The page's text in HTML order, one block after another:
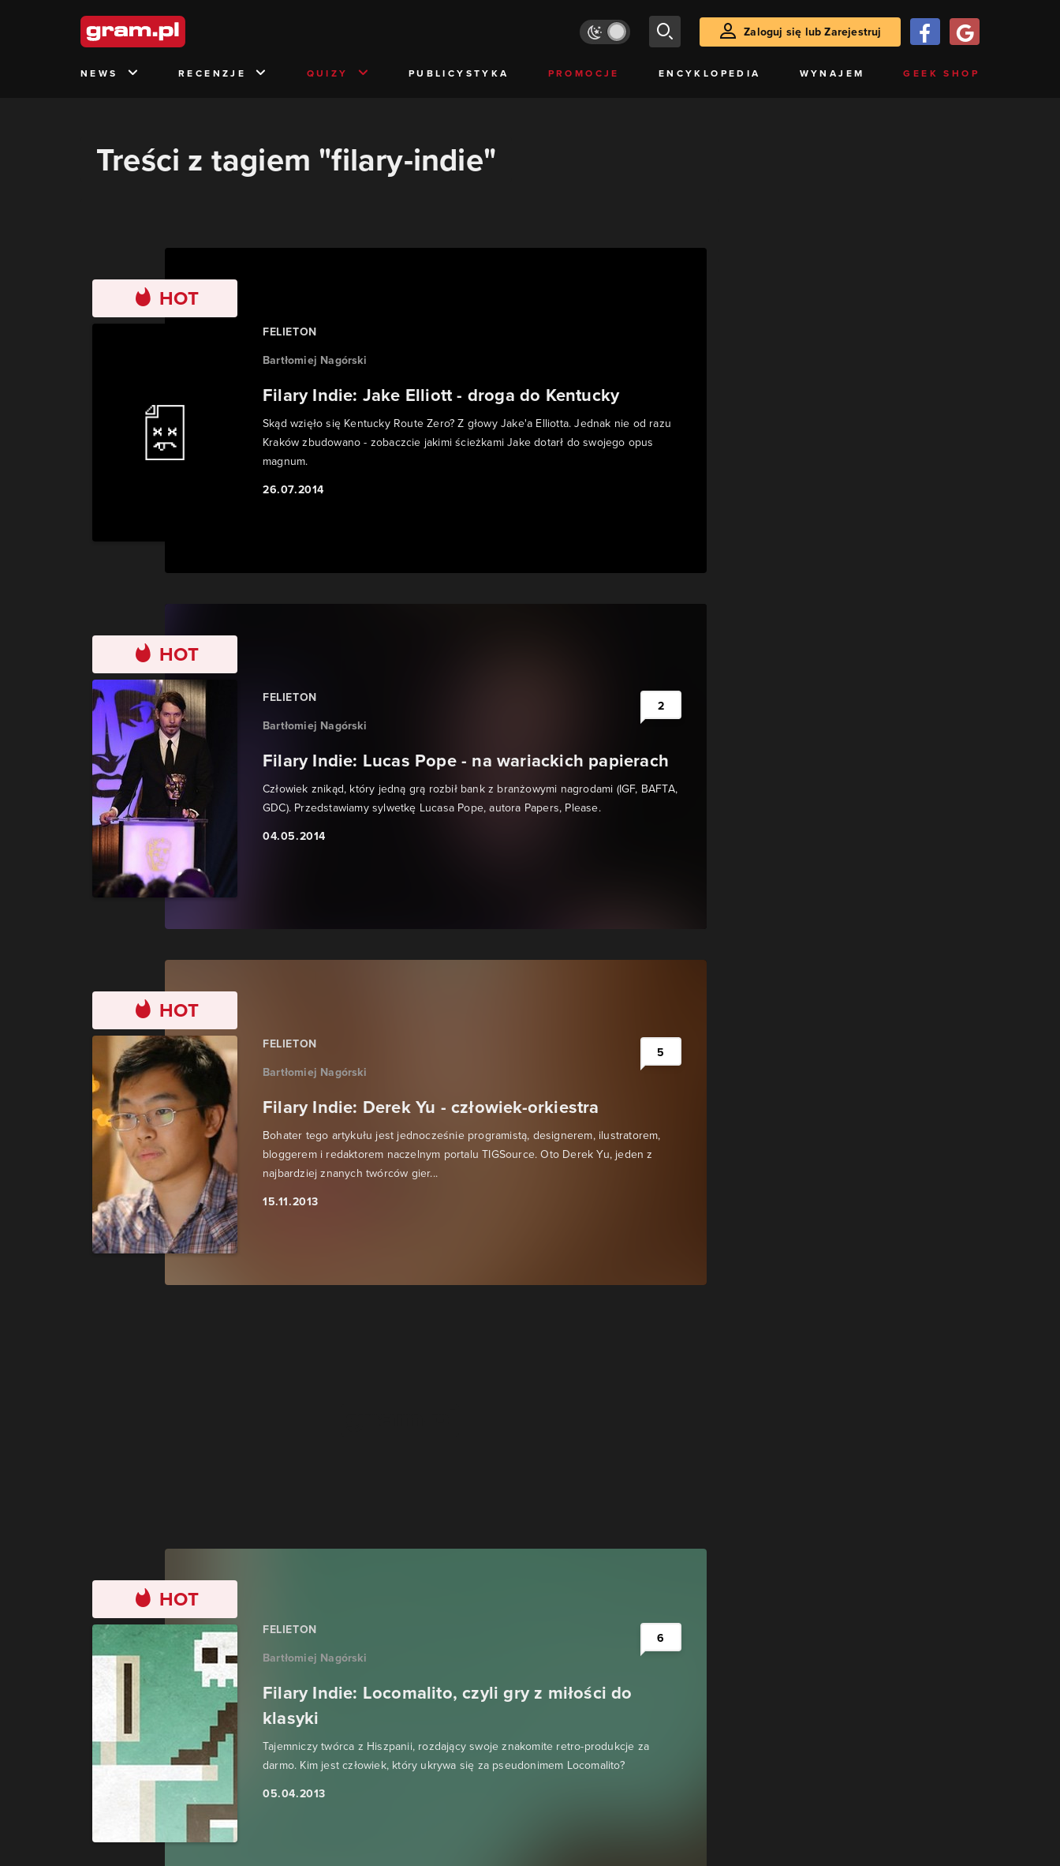
Zaloguj się lub Zarejestruj
NEWS RECENZJE QUIZY PUBLICYSTYKA PROMOCJE ENCYKLOPEDIA WYNAJEM GEEK SHOP
Treści z tagiem "filary-indie"
HOT
FELIETON
Bartłomiej Nagórski
Filary Indie: Jake Elliott - droga do Kentucky
Skąd wzięło się Kentucky Route Zero? Z głowy Jake'a Elliotta. Jednak nie od razu
Kraków zbudowano - zobaczcie jakimi ścieżkami Jake dotarł do swojego opus
magnum.
26.07.2014
HOT
FELIETON
Bartłomiej Nagórski
Filary Indie: Lucas Pope - na wariackich papierach
Człowiek znikąd, który jedną grą rozbił bank z branżowymi nagrodami (IGF, BAFTA,
GDC). Przedstawiamy sylwetkę Lucasa Pope, autora Papers, Please.
04.05.2014
2
HOT
FELIETON
Bartłomiej Nagórski
Filary Indie: Derek Yu - człowiek-orkiestra
Bohater tego artykułu jest jednocześnie programistą, designerem, ilustratorem,
bloggerem i redaktorem naczelnym portalu TIGSource. Oto Derek Yu, jeden z
najbardziej znanych twórców gier...
15.11.2013
5
HOT
FELIETON
Bartłomiej Nagórski
Filary Indie: Locomalito, czyli gry z miłości do
klasyki
Tajemniczy twórca z Hiszpanii, rozdający swoje znakomite retro-produkcje za
darmo. Kim jest człowiek, który ukrywa się za pseudonimem Locomalito?
05.04.2013
6